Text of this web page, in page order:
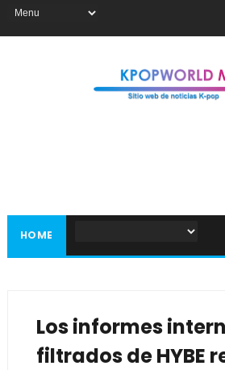
HOME
Los informes
filtrados de HYBE